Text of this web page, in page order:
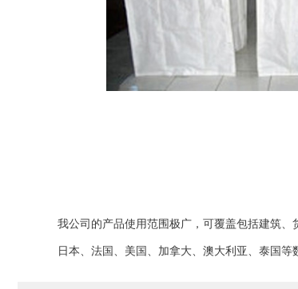
我公司的产品使用范围极广，可覆盖包括建筑、
日本、法国、美国、加拿大、澳大利亚、泰国等